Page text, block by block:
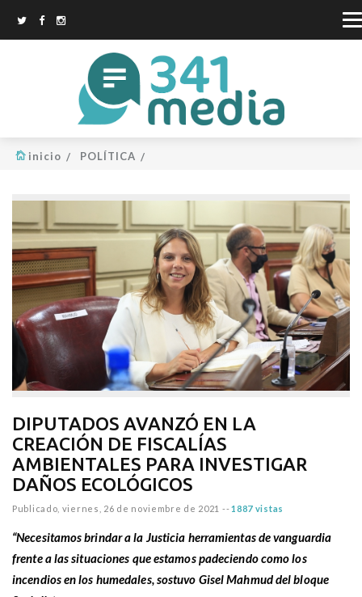
inicio POLÍTICA
DIPUTADOS AVANZÓ EN LA
CREACIÓN DE FISCALÍAS
AMBIENTALES PARA INVESTIGAR
DAÑOS ECOLÓGICOS
Publicado, viernes, 26 de noviembre de 2021 --1887 vistas
“Necesitamos brindar a la Justicia herramientas de vanguardia
frente a las situaciones que estamos padeciendo como los
incendios en los humedales, sostuvo Gisel Mahmud del bloque